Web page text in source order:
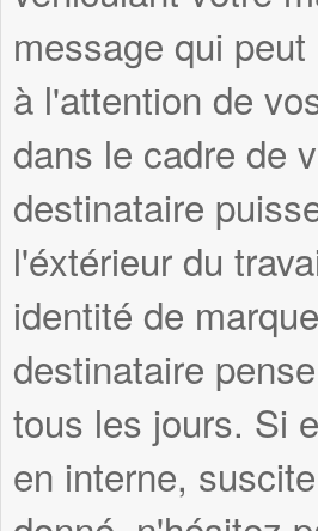
message qui
à l'attention de
dans le cadre de
destinataire
l'éxtérieur du
identité de
destinataire
tous les jours. Si
en interne,